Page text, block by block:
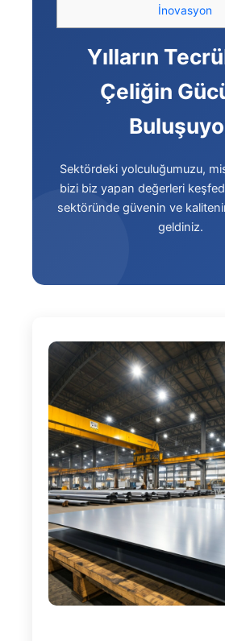
İnovasyon
Yılların
Çeliğin
Sektördeki yolculuğumuzu,
bizi biz yapan değerleri
sektöründe güvenin ve
geldiniz.